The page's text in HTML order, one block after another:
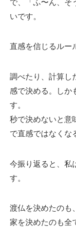
いです。
直感を信じるルー
調べたり、計算し
感で決める。しか
す。
秒で決めないと意
で直感ではなくな
今振り返ると、私
す。
渡仏を決めたのも
家を決めたのも全